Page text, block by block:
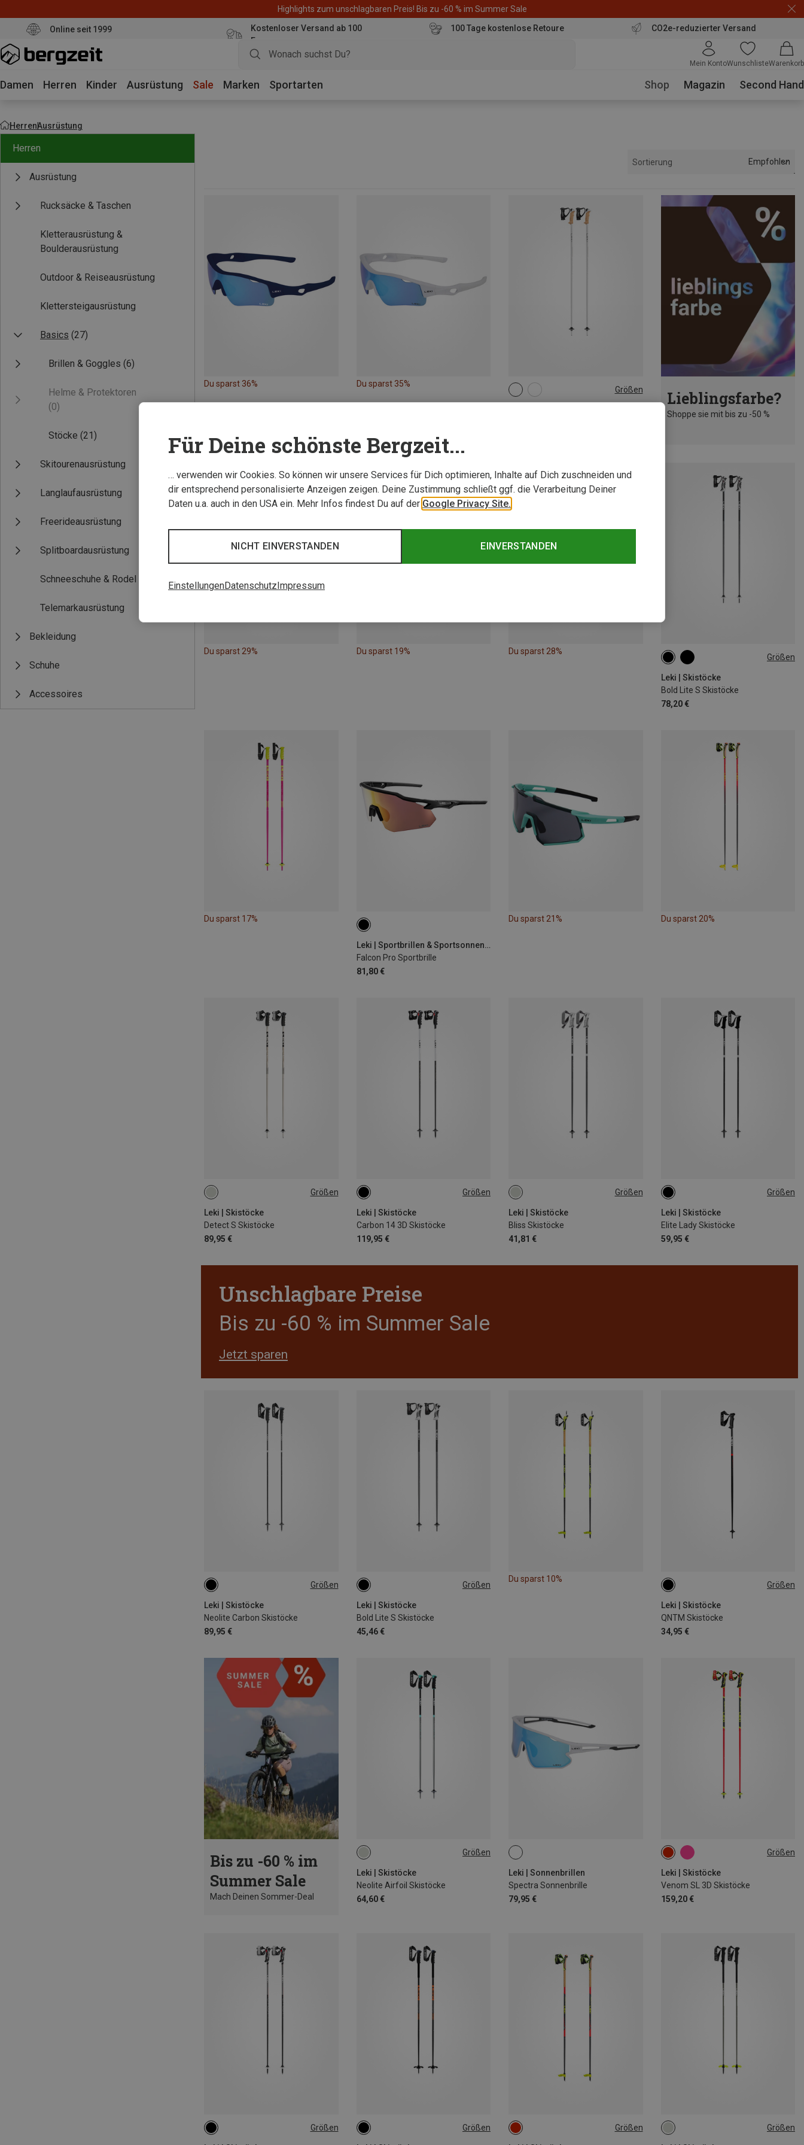
Highlights zum unschlagbaren Preis! Bis zu -60 % im Summer Sale
Online seit 1999
Kostenloser Versand ab 100
Euro
100 Tage kostenlose Retoure CO2e-reduzierter Versand
Mein KontoWunschlisteWarenkorb
Damen Herren Kinder Ausrüstung Sale Marken Sportarten Shop Magazin Second Hand
HerrenAusrüstung
Herren
Ausrüstung
Rucksäcke & Taschen
Kletterausrüstung &
Boulderausrüstung
Outdoor & Reiseausrüstung
Klettersteigausrüstung
Basics (27)
Brillen & Goggles (6)
Helme & Protektoren
(0)
Stöcke (21)
Skitourenausrüstung
Langlaufausrüstung
Freerideausrüstung
Splitboardausrüstung
Schneeschuhe & Rodel
Telemarkausrüstung
Bekleidung
Schuhe
Accessoires
Sortierung Empfohlen
Du sparst 36% Du sparst 35%
Größen
105CM Lieblingsfarbe?
Shoppe sie mit bis zu -50 %
Du sparst 29% Du sparst 19% Du sparst 28%
Größen
Leki | Skistöcke
Bold Lite S Skistöcke
78,20 €
130CM 135CM
Du sparst 17%
Leki | Sportbrillen & Sportsonnenbrillen
Falcon Pro Sportbrille
81,80 €
Du sparst 21% Du sparst 20%
Größen
Leki | Skistöcke
Detect S Skistöcke
89,95 €
135CM 110CM Größen
Leki | Skistöcke
Carbon 14 3D Skistöcke
119,95 €
105CM Größen
Leki | Skistöcke
Bliss Skistöcke
41,81 €
105CM Größen
Leki | Skistöcke
Elite Lady Skistöcke
59,95 €
105CM
Unschlagbare Preise
Bis zu -60 % im Summer Sale
Jetzt sparen
Größen
Leki | Skistöcke
Neolite Carbon Skistöcke
89,95 €
115CM Größen
Leki | Skistöcke
Bold Lite S Skistöcke
45,46 €
90CM
Du sparst 10%
Größen
Leki | Skistöcke
QNTM Skistöcke
34,95 €
135CM
Bis zu -60 % im
Summer Sale
Mach Deinen Sommer-Deal
Größen
Leki | Skistöcke
Neolite Airfoil Skistöcke
64,60 €
105CM
Leki | Sonnenbrillen
Spectra Sonnenbrille
79,95 €
Größen
Leki | Skistöcke
Venom SL 3D Skistöcke
159,20 €
135CM 110CM
Größen
110CM Größen
125CM Größen
115CM Größen
120CM
Für Deine schönste Bergzeit...
… verwenden wir Cookies. So können wir unsere Services für Dich optimieren, Inhalte auf Dich zuschneiden und
dir entsprechend personalisierte Anzeigen zeigen. Deine Zustimmung schließt ggf. die Verarbeitung Deiner
Daten u.a. auch in den USA ein. Mehr Infos findest Du auf der Google Privacy Site.
EINVERSTANDEN
NICHT EINVERSTANDEN
EinstellungenDatenschutzImpressum